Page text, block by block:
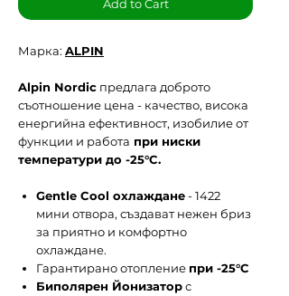
Add to Cart
Марка: ALPIN
Alpin Nordic предлага доброто
съотношение цена - качество, висока
енергийна ефективност, изобилие от
функции и работа при ниски
температури до -25°C.
Gentle Cool охлаждане- 1422
мини отвора, създават нежен бриз
за приятно и комфортно
охлаждане.
Гарантирано отопление при -25°С
Биполярен Йонизаторс